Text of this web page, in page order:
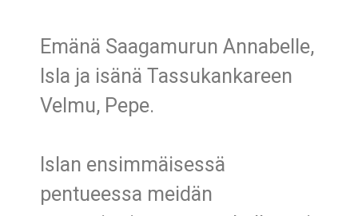
Emänä Saagamurun Annabelle,
Isla ja isänä Tassukankareen
Velmu, Pepe.
Islan ensimmäisessä
pentueessa meidän